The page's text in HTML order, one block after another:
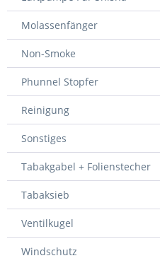
Molassenfänger
Non-Smoke
Phunnel Stopfer
Reinigung
Sonstiges
Tabakgabel + Folienstecher
Tabaksieb
Ventilkugel
Windschutz